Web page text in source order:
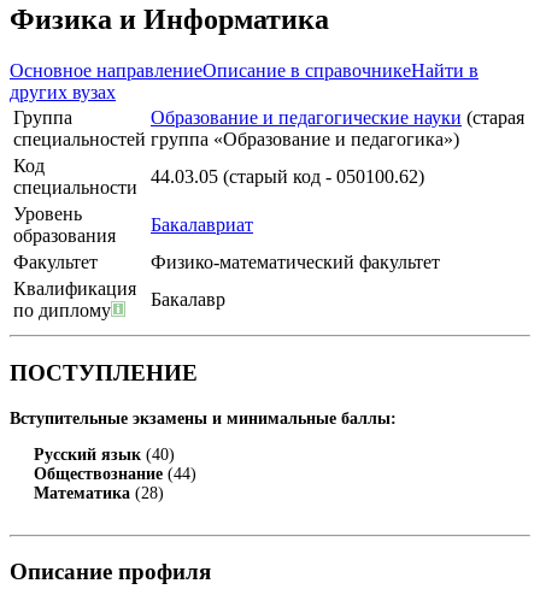
Физика и Информатика
Основное направлениеОписание в справочникеНайти в
других вузах
Группа
специальностей
Образование и педагогические науки (старая
группа «Образование и педагогика»)
Код
специальности
44.03.05 (старый код - 050100.62)
Уровень
образования
Бакалавриат
Факультет
Физико-математический факультет
Квалификация
по диплому
Бакалавр
ПОСТУПЛЕНИЕ
Вступительные экзамены и минимальные баллы:
Русский язык (40)
Обществознание (44)
Математика (28)
Описание профиля